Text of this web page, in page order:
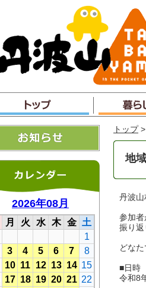
ャ
ン
プ
トップ >
地
丹波山
参加
振り返
どな
■日時
令和8